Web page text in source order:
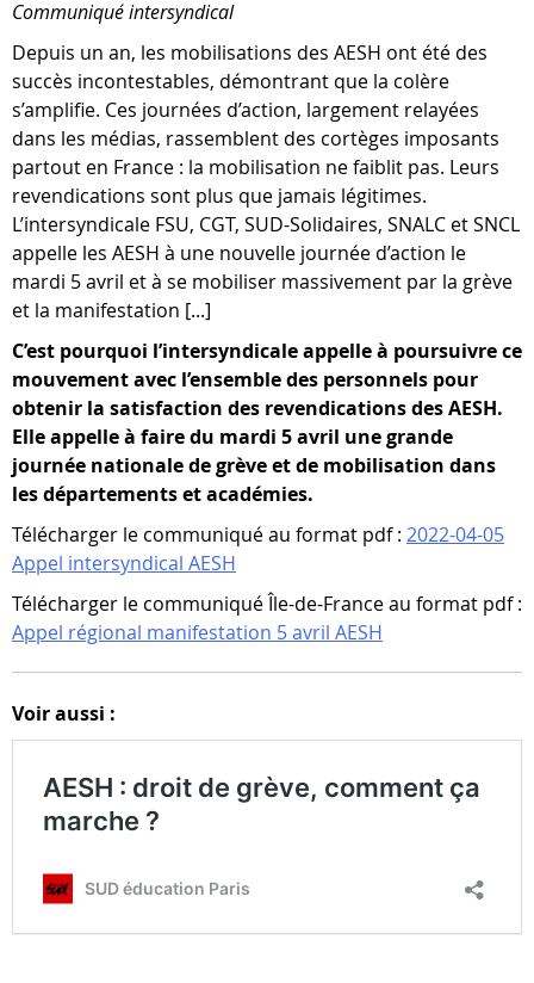
Communiqué intersyndical
Depuis un an, les mobilisations des AESH ont été des
succès incontestables, démontrant que la colère
s’amplifie. Ces journées d’action, largement relayées
dans les médias, rassemblent des cortèges imposants
partout en France : la mobilisation ne faiblit pas. Leurs
revendications sont plus que jamais légitimes.
L’intersyndicale FSU, CGT, SUD-Solidaires, SNALC et SNCL
appelle les AESH à une nouvelle journée d’action le
mardi 5 avril et à se mobiliser massivement par la grève
et la manifestation [...]
C’est pourquoi l’intersyndicale appelle à poursuivre ce
mouvement avec l’ensemble des personnels pour
obtenir la satisfaction des revendications des AESH.
Elle appelle à faire du mardi 5 avril une grande
journée nationale de grève et de mobilisation dans
les départements et académies.
Télécharger le communiqué au format pdf : 2022-04-05
Appel intersyndical AESH
Télécharger le communiqué Île-de-France au format pdf :
Appel régional manifestation 5 avril AESH
Voir aussi :